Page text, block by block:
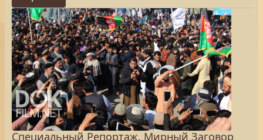
Специальный Репортаж. Мирный Заговор